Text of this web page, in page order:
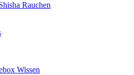
Rauchen
Wissen